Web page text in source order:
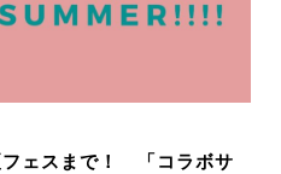
フェスまで！ 「コラボサ